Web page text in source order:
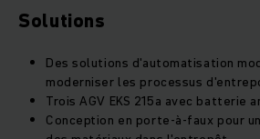
Solutions
Des solutions d'automatisation
moderniser les processus
Trois AGV EKS 215a avec batterie
Conception en porte-à-faux pour